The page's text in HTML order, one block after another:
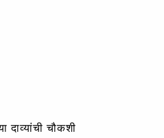
दाव्यांची चौकशी